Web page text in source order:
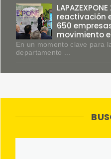
reactivación
650
movimiento
En un momento clave para
departamento ...